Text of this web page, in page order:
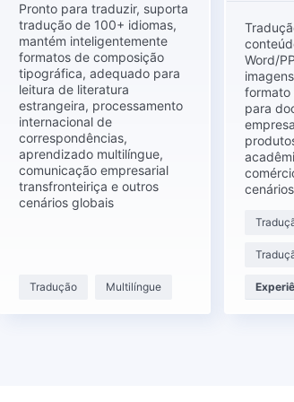
Pronto para traduzir, suporta
tradução de 100+ idiomas,
mantém inteligentemente
formatos de composição
tipográfica, adequado para
leitura de literatura
estrangeira, processamento
internacional de
correspondências,
aprendizado multilíngue,
comunicação empresarial
transfronteiriça e outros
cenários globais
Tradução Multilíngue
Word/
formato
para
cenários